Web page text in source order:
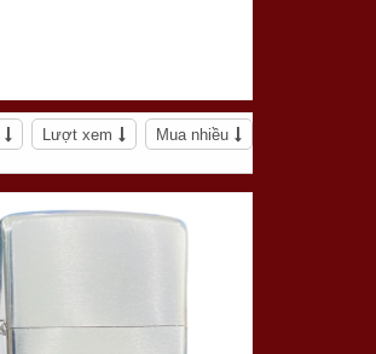
Lượt xem Mua nhiều